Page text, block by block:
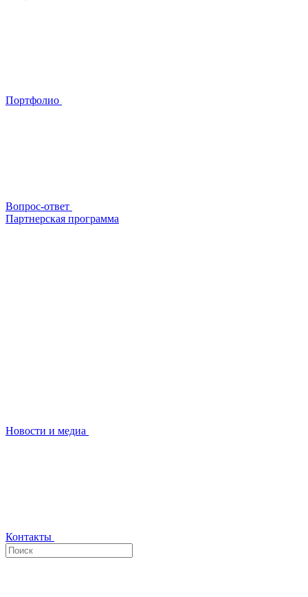
Портфолио
Вопрос-ответ
Партнерская программа
Новости и медиа
Контакты